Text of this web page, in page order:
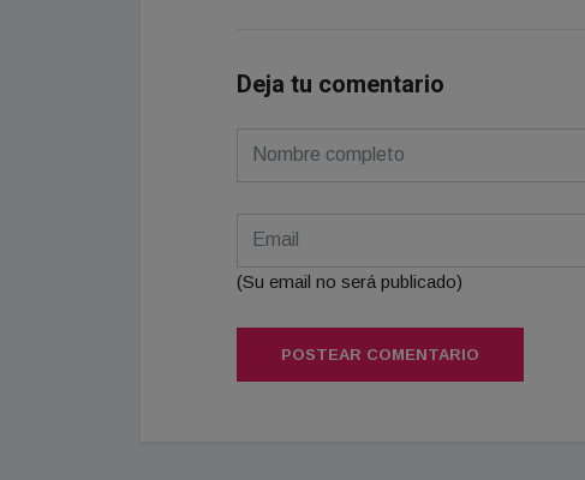
Deja tu comentario
(Su email no será publicado)
POSTEAR COMENTARIO